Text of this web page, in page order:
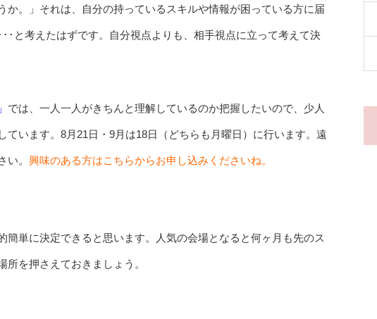
か。」それは、自分の持っているスキルや情報が困っている方に届
･と考えたはずです。自分視点よりも、相手視点に立って考えて決
では、一人一人がきちんと理解しているのか把握したいので、少人
います。8月21日・9月は18日（どちらも月曜日）に行います。遠
い。 興味のある方はこちらからお申し込みくださいね。
単に決定できると思います。人気の会場となると何ヶ月も先のス
を押さえておきましょう。